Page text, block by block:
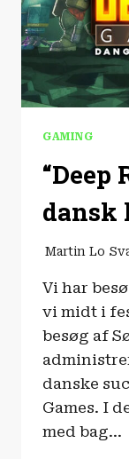
GAMING
“Deep
dansk
Martin Lo
Vi har
vi midt i
besøg af
danske
Games. I
med bag…